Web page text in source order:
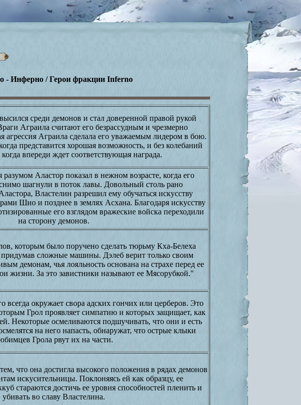
- Инферно / Герои фракции Inferno
среди демонов и стал доверенной правой рукой
Аграила считают его безрассудным и чрезмерно
агрессия Аграила сделала его уважаемым лидером в бою.
представится хорошая возможность, и без колебаний
впереди ждет соответствующая награда.
Аластор показал в нежном возрасте, когда его
шагнули в поток лавы. Довольный столь рано
Властелин разрешил ему обучаться искусству
Шио и позднее в землях Асхана. Благодаря искусству
его взглядом вражеские войска переходили
на сторону демонов.
которым было поручено сделать тюрьму Кха-Белеха
придумав сложные машины. Дэлеб верит только своим
демонам, чья лояльность основана на страхе перед ее
жизни. За это завистники называют ее Мясорубкой."
всегда окружает свора адских гончих или церберов. Это
Грол проявляет симпатию и которых защищает, как
Некоторые осмеливаются подшучивать, что они и есть
на него напасть, обнаружат, что острые клыки
Грола рвут их на части.
что она достигла высокого положения в рядах демонов
искусительницы. Поклоняясь ей как образцу, ее
стараются достичь ее уровня способностей пленить и
убивать во славу Властелина.